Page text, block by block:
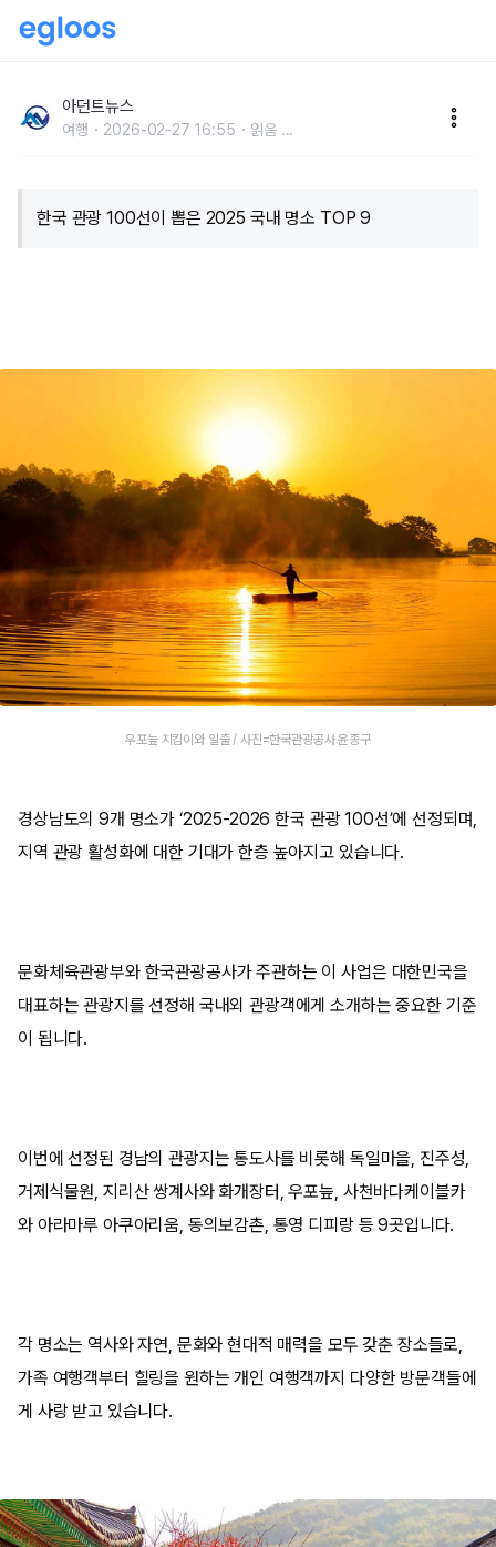
2025 국내 명소 TOP 9
아던트뉴스
여행 2026-02-27 16:55 읽음 ...
한국 관광 100선이 뽑은 2025 국내 명소 TOP 9
우포늪 지킴이와 일출 / 사진=한국관광공사 윤종구
경상남도의 9개 명소가 ‘2025-2026 한국 관광 100선’에 선정되며,
지역 관광 활성화에 대한 기대가 한층 높아지고 있습니다.
문화체육관광부와 한국관광공사가 주관하는 이 사업은 대한민국을
대표하는 관광지를 선정해 국내외 관광객에게 소개하는 중요한 기준
이 됩니다.
이번에 선정된 경남의 관광지는 통도사를 비롯해 독일마을, 진주성,
거제식물원, 지리산 쌍계사와 화개장터, 우포늪, 사천바다케이블카
와 아라마루 아쿠아리움, 동의보감촌, 통영 디피랑 등 9곳입니다.
각 명소는 역사와 자연, 문화와 현대적 매력을 모두 갖춘 장소들로,
가족 여행객부터 힐링을 원하는 개인 여행객까지 다양한 방문객들에
게 사랑 받고 있습니다.